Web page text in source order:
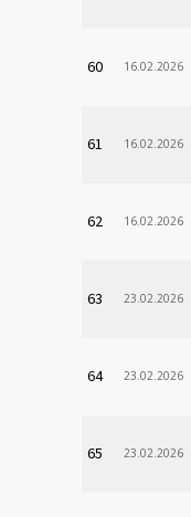
60 16.02.2026
61 16.02.2026
62 16.02.2026
63 23.02.2026
64 23.02.2026
65 23.02.2026